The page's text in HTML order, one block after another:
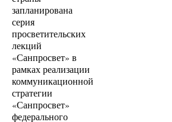
запланирована
серия
просветительских
лекций
«Санпросвет» в
рамках реализации
коммуникационной
стратегии
«Санпросвет»
федерального